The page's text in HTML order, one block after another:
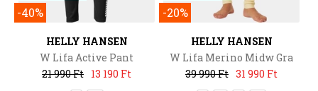
-40%
HELLY HANSEN
W Lifa Active Pant
21 990 Ft 13 190 Ft
-20%
HELLY HANSEN
W Lifa Merino Midw Gra
Pant
39 990 Ft 31 990 Ft